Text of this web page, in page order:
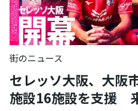
街のニュース
セレッソ大阪、大阪
施設16施設を支援